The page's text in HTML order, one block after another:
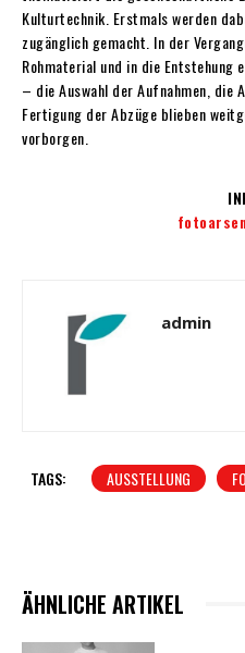
Kulturtechnik. Erstmals werden
zugänglich gemacht. In der
Rohmaterial und in die
– die Auswahl der Aufnahmen,
Fertigung der Abzüge blieben
vorborgen.
admin
TAGS: AUSSTELLUNG
ÄHNLICHE ARTIKEL